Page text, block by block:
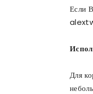
Если
Для